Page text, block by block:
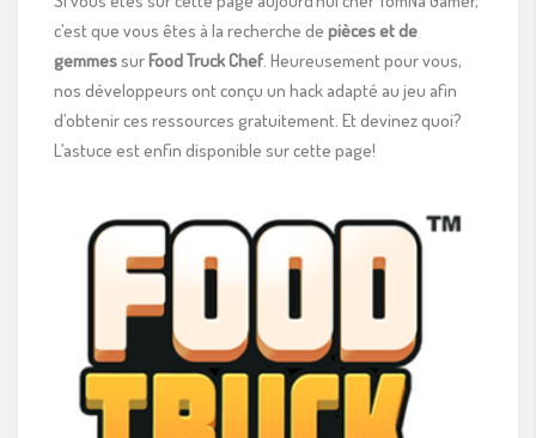
c’est que vous êtes à la recherche de pièces et de
gemmessur Food Truck Chef. Heureusement pour vous,
nos développeurs ont conçu un hack adapté au jeu afin
d’obtenir ces ressources gratuitement. Et devinez quoi?
L’astuce est enfin disponible sur cette page!